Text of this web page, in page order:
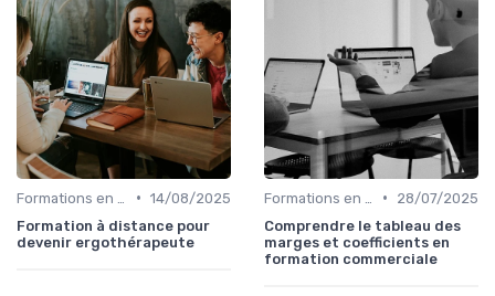
• 14/08/2025
Formation à distance pour
devenir ergothérapeute
•
28/07/2025
Comprendre le tableau des
marges et coefficients en
formation commerciale